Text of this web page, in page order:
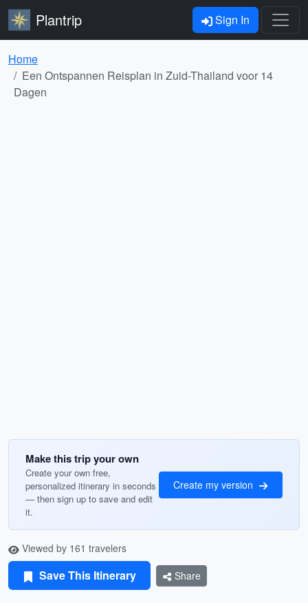
Plantrip Sign In
Home
Een Ontspannen Reisplan in Zuid-Thailand voor 14
Dagen
Make this trip your own
Create your own free,
personalized itinerary in seconds
— then sign up to save and edit
it.
Create my version
Viewed by 161 travelers
Save This Itinerary Share